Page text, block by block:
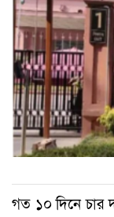
গত ১০ দিনে চার